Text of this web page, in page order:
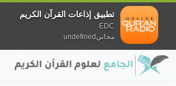
تطبيق إذاعات القرآن الكريم
EDC
مجانيundefined